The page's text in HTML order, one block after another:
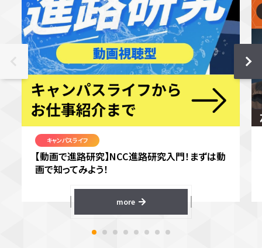
キャンパスライフ
【動画で進路研究】NCC進路研究入門！まずは動
画で知ってみよう！
more